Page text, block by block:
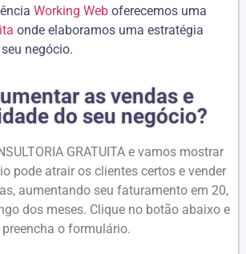
Working Web oferecemos uma
onde elaboramos uma estratégia
negócio.
as vendas e
do seu negócio?
GRATUITA e vamos mostrar
pode atrair os clientes certos e vender
aumentando seu faturamento em 20,
dos meses. Clique no botão abaixo e
preencha o formulário.